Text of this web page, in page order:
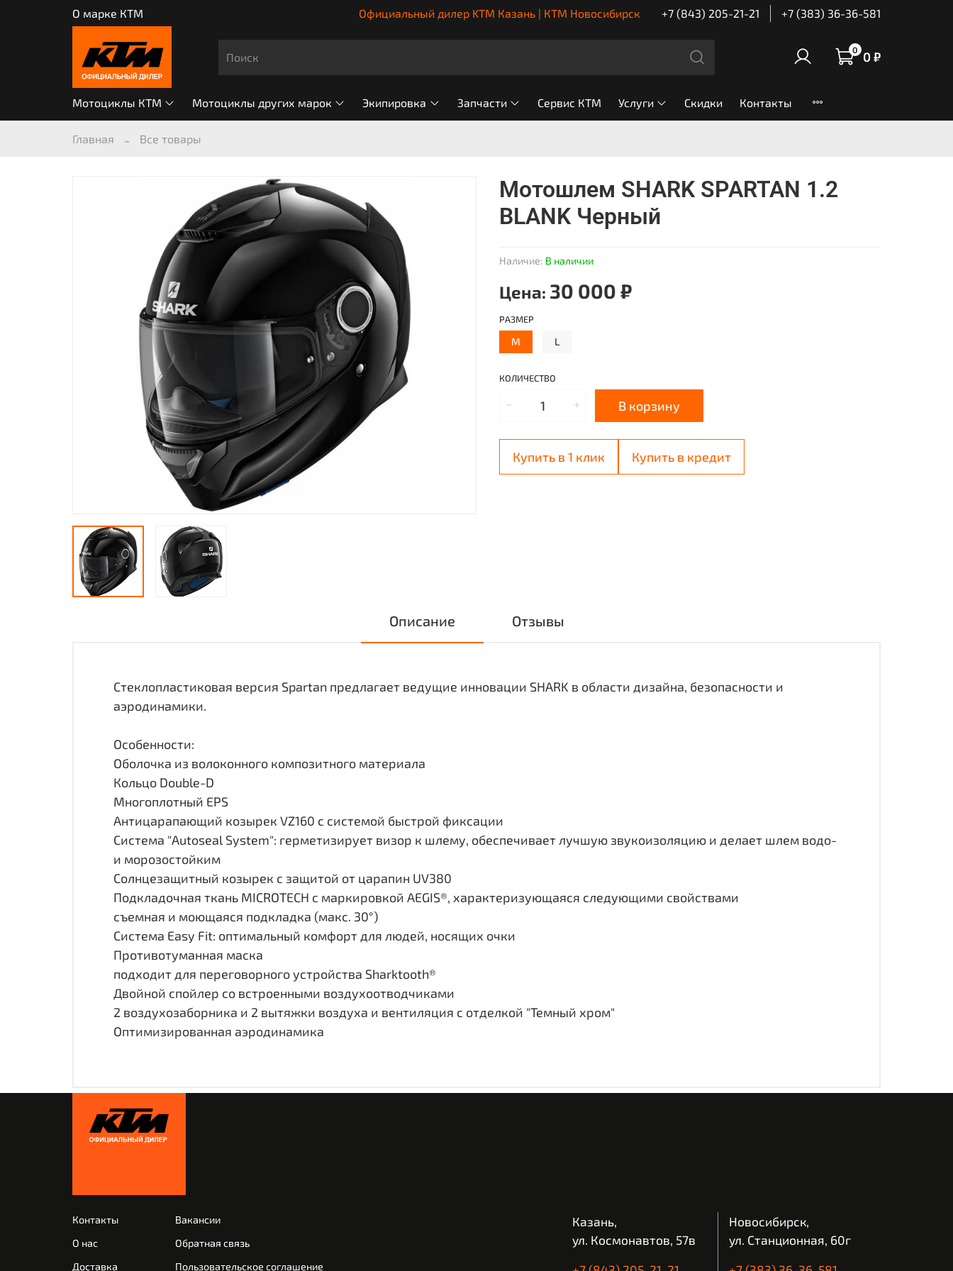
О марке КТМ Официальный дилер KTM Казань | КТМ Новосибирск +7 (843) 205-21-21 +7 (383) 36-36-581
0 0 ₽
Мотоциклы КТМ Мотоциклы других марок Экипировка Запчасти Сервис КТМ Услуги Скидки Контакты
Главная Все товары
Наличие: В наличии
Мотошлем SHARK SPARTAN 1.2
BLANK Черный
Цена: 30 000 ₽
КОЛИЧЕСТВО
В корзину
Купить в 1 клик Купить в кредит
РАЗМЕР
M L
Описание Отзывы
Стеклопластиковая версия Spartan предлагает ведущие инновации SHARK в области дизайна, безопасности и
аэродинамики.
Особенности:
Оболочка из волоконного композитного материала
Кольцо Double-D
Многоплотный EPS
Антицарапающий козырек VZ160 с системой быстрой фиксации
Система "Autoseal System": герметизирует визор к шлему, обеспечивает лучшую звукоизоляцию и делает шлем водо-
и морозостойким
Солнцезащитный козырек с защитой от царапин UV380
Подкладочная ткань MICROTECH с маркировкой AEGIS®, характеризующаяся следующими свойствами
съемная и моющаяся подкладка (макс. 30°)
Система Easy Fit: оптимальный комфорт для людей, носящих очки
Противотуманная маска
подходит для переговорного устройства Sharktooth®
Двойной спойлер со встроенными воздухоотводчиками
2 воздухозаборника и 2 вытяжки воздуха и вентиляция с отделкой "Темный хром"
Оптимизированная аэродинамика
Контакты
О нас
Доставка
Вакансии
Обратная связь
Пользовательское соглашение
Казань,
ул. Космонавтов, 57в
Новосибирск,
ул. Станционная, 60г